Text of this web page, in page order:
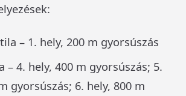
– 1. hely, 200 m gyorsúszás
– 4. hely, 400 m gyorsúszás; 5.
gyorsúszás; 6. hely, 800 m